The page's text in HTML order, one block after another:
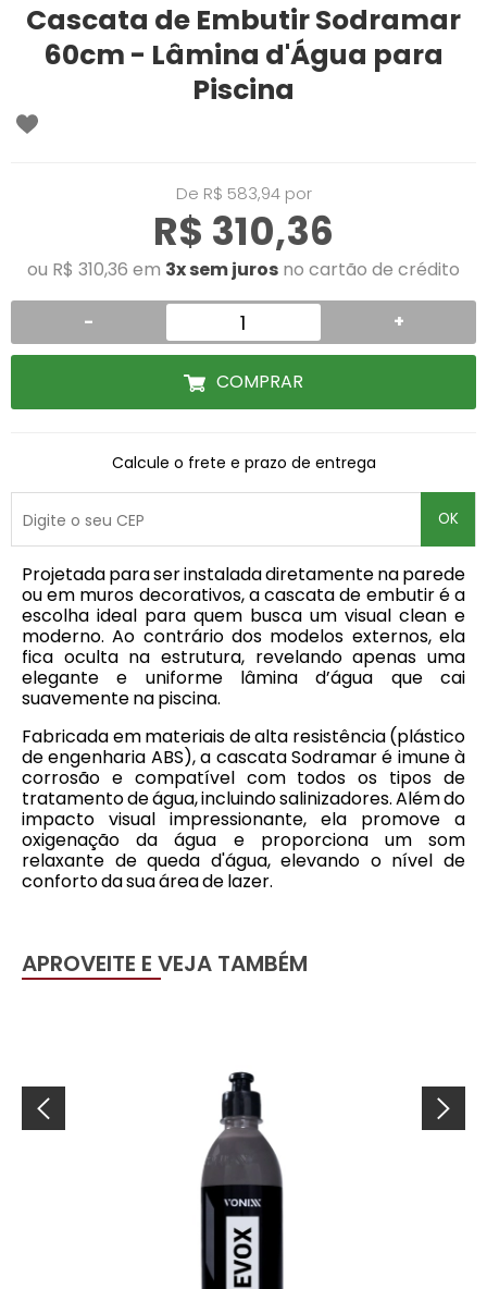
Cascata de Embutir Sodramar
60cm - Lâmina d'Água para
Piscina
De R$ 583,94 por
R$ 310,36
ou R$ 310,36 em 3x sem juros no cartão de crédito
- +
COMPRAR
Calcule o frete e prazo de entrega
OK
Projetada para ser instalada diretamente na parede
ou em muros decorativos, a cascata de embutir é a
escolha ideal para quem busca um visual clean e
moderno. Ao contrário dos modelos externos, ela
fica oculta na estrutura, revelando apenas uma
elegante e uniforme lâmina d’água que cai
suavemente na piscina.
Fabricada em materiais de alta resistência (plástico
de engenharia ABS), a cascata Sodramar é imune à
corrosão e compatível com todos os tipos de
tratamento de água, incluindo salinizadores. Além do
impacto visual impressionante, ela promove a
oxigenação da água e proporciona um som
relaxante de queda d'água, elevando o nível de
conforto da sua área de lazer.
APROVEITE E VEJA TAMBÉM